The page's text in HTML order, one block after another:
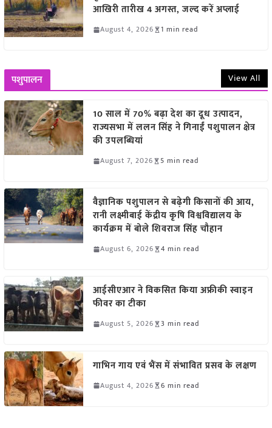
आखिरी तारीख 4 अगस्त, जल्द करें अप्लाई
August 4, 2026 1 min read
पशुपालन View All
10 साल में 70% बढ़ा देश का दूध उत्पादन,
राज्यसभा में ललन सिंह ने गिनाईं पशुपालन क्षेत्र
की उपलब्धियां
August 7, 2026 5 min read
वैज्ञानिक पशुपालन से बढ़ेगी किसानों की आय,
रानी लक्ष्मीबाई केंद्रीय कृषि विश्वविद्यालय के
कार्यक्रम में बोले शिवराज सिंह चौहान
August 6, 2026 4 min read
आईसीएआर ने विकसित किया अफ्रीकी स्वाइन
फीवर का टीका
August 5, 2026 3 min read
गाभिन गाय एवं भैंस में संभावित प्रसव के लक्षण
August 4, 2026 6 min read